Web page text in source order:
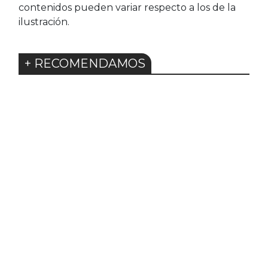
contenidos pueden variar respecto a los de la
ilustración.
+ RECOMENDAMOS